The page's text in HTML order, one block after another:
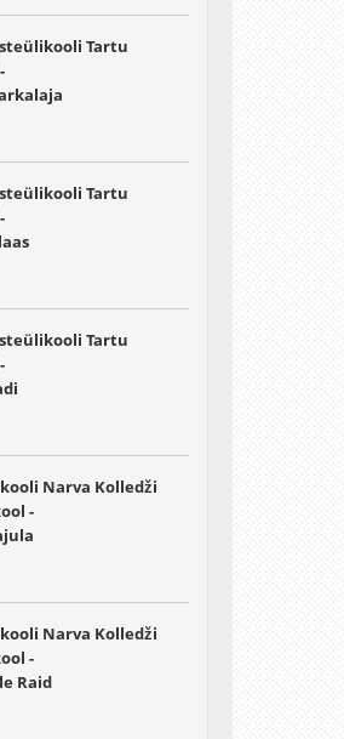
Tartu
Tartu
Tartu
Narva Kolledži
-
Narva Kolledži
-
Raid